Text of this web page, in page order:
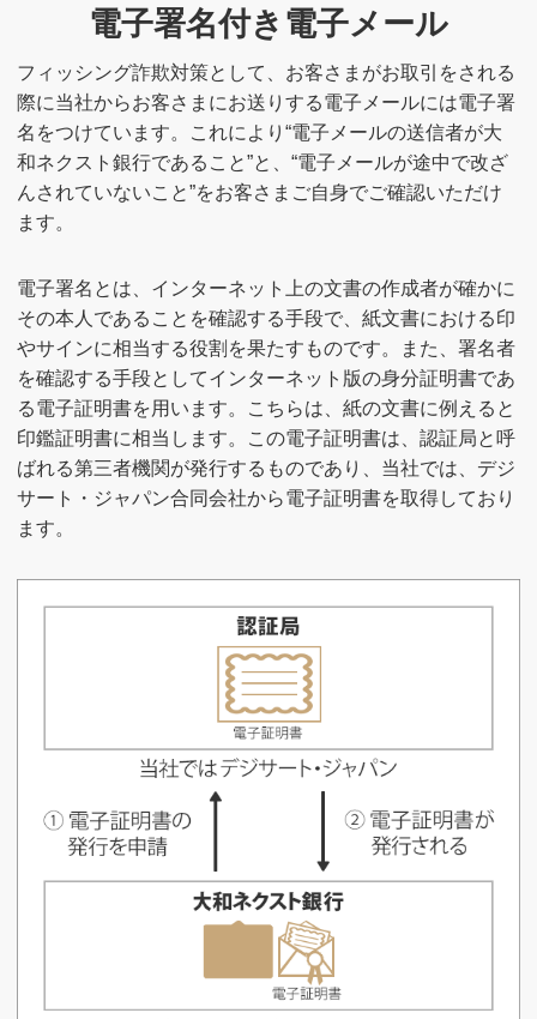
電子署名付き電子メール
フィッシング詐欺対策として、お客さまがお取引をされる
際に当社からお客さまにお送りする電子メールには電子署
名をつけています。これにより“電子メールの送信者が大
和ネクスト銀行であること”と、“電子メールが途中で改ざ
んされていないこと”をお客さまご自身でご確認いただけ
ます。
電子署名とは、インターネット上の文書の作成者が確かに
その本人であることを確認する手段で、紙文書における印
やサインに相当する役割を果たすものです。また、署名者
を確認する手段としてインターネット版の身分証明書であ
る電子証明書を用います。こちらは、紙の文書に例えると
印鑑証明書に相当します。この電子証明書は、認証局と呼
ばれる第三者機関が発行するものであり、当社では、デジ
サート・ジャパン合同会社から電子証明書を取得しており
ます。